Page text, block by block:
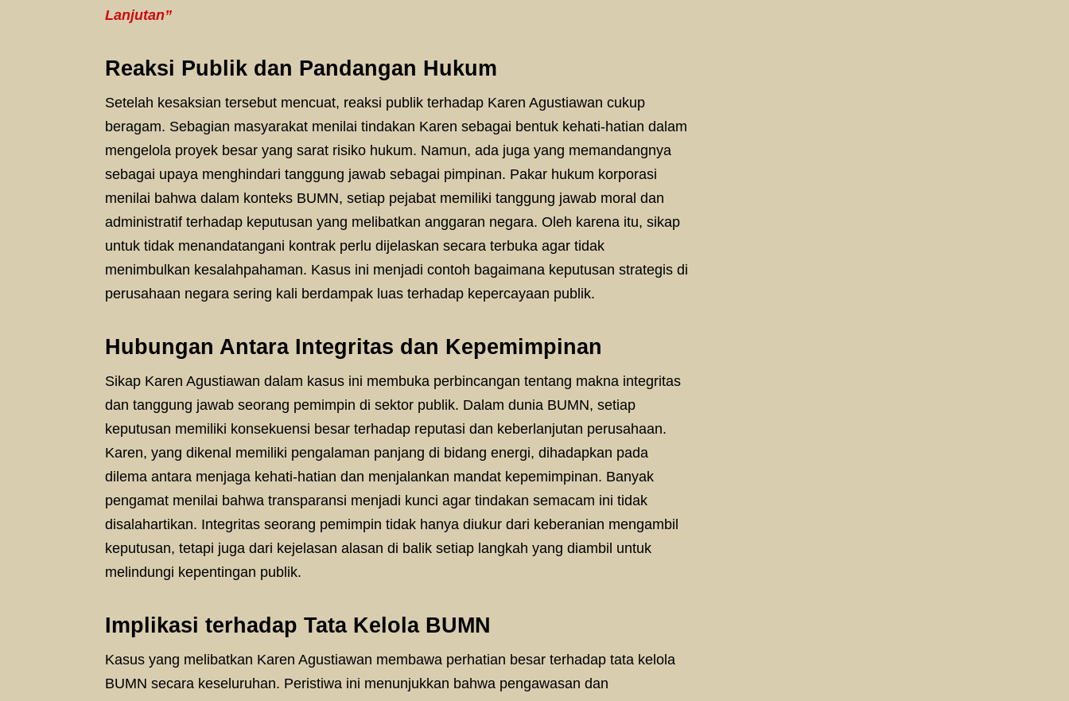
Lanjutan”
Reaksi Publik dan Pandangan Hukum
Setelah kesaksian tersebut mencuat, reaksi publik terhadap Karen Agustiawan cukup
beragam. Sebagian masyarakat menilai tindakan Karen sebagai bentuk kehati-hatian dalam
mengelola proyek besar yang sarat risiko hukum. Namun, ada juga yang memandangnya
sebagai upaya menghindari tanggung jawab sebagai pimpinan. Pakar hukum korporasi
menilai bahwa dalam konteks BUMN, setiap pejabat memiliki tanggung jawab moral dan
administratif terhadap keputusan yang melibatkan anggaran negara. Oleh karena itu, sikap
untuk tidak menandatangani kontrak perlu dijelaskan secara terbuka agar tidak
menimbulkan kesalahpahaman. Kasus ini menjadi contoh bagaimana keputusan strategis di
perusahaan negara sering kali berdampak luas terhadap kepercayaan publik.
Hubungan Antara Integritas dan Kepemimpinan
Sikap Karen Agustiawan dalam kasus ini membuka perbincangan tentang makna integritas
dan tanggung jawab seorang pemimpin di sektor publik. Dalam dunia BUMN, setiap
keputusan memiliki konsekuensi besar terhadap reputasi dan keberlanjutan perusahaan.
Karen, yang dikenal memiliki pengalaman panjang di bidang energi, dihadapkan pada
dilema antara menjaga kehati-hatian dan menjalankan mandat kepemimpinan. Banyak
pengamat menilai bahwa transparansi menjadi kunci agar tindakan semacam ini tidak
disalahartikan. Integritas seorang pemimpin tidak hanya diukur dari keberanian mengambil
keputusan, tetapi juga dari kejelasan alasan di balik setiap langkah yang diambil untuk
melindungi kepentingan publik.
Implikasi terhadap Tata Kelola BUMN
Kasus yang melibatkan Karen Agustiawan membawa perhatian besar terhadap tata kelola
BUMN secara keseluruhan. Peristiwa ini menunjukkan bahwa pengawasan dan